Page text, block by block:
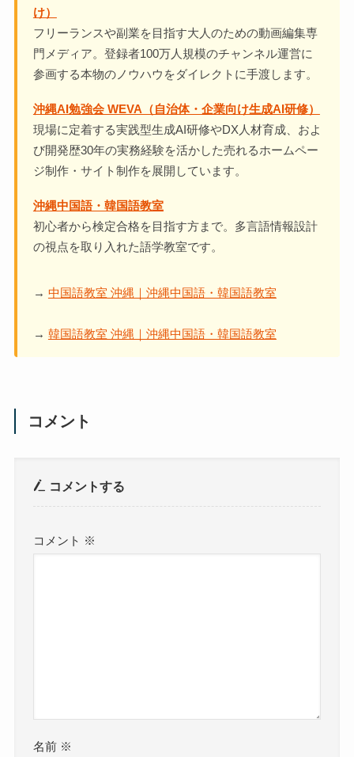
け）
フリーランスや副業を目指す大人のための動画編集専
門メディア。登録者100万人規模のチャンネル運営に
参画する本物のノウハウをダイレクトに手渡します。
沖縄AI勉強会 WEVA（自治体・企業向け生成AI研修）
現場に定着する実践型生成AI研修やDX人材育成、およ
び開発歴30年の実務経験を活かした売れるホームペー
ジ制作・サイト制作を展開しています。
沖縄中国語・韓国語教室
初心者から検定合格を目指す方まで。多言語情報設計
の視点を取り入れた語学教室です。
→ 中国語教室 沖縄｜沖縄中国語・韓国語教室
→ 韓国語教室 沖縄｜沖縄中国語・韓国語教室
コメント
コメントする
コメント ※
名前 ※